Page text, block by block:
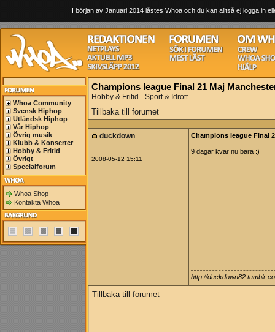
I början av Januari 2014 låstes Whoa och du kan alltså ej logga in
Whoa Community
Svensk Hiphop
Utländsk Hiphop
Vår Hiphop
Övrig musik
Klubb & Konserter
Hobby & Fritid
Övrigt
Specialforum
Whoa Shop
Kontakta Whoa
Champions league Final 21 Maj
Hobby & Fritid - Sport & Idrott
Tillbaka till forumet
duckdown
2008-05-12 15:11
Champions league Final
9 dagar kvar nu bara :)
http://
Tillbaka till forumet